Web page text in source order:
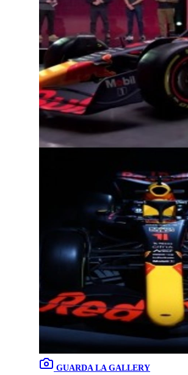
GUARDA LA GALLERY